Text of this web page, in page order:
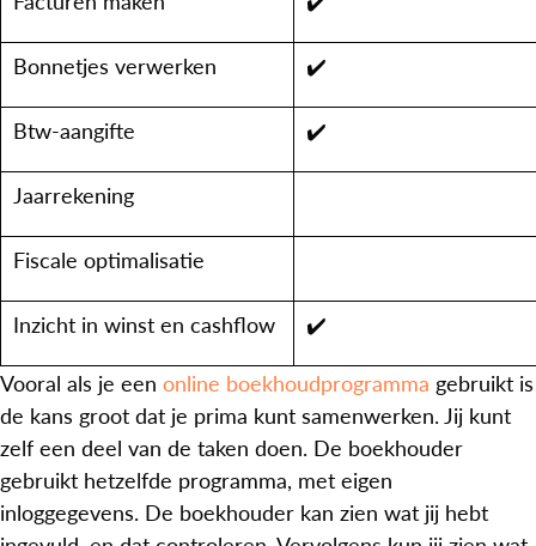
Bonnetjes verwerken ✔️
Btw-aangifte ✔️
Jaarrekening
Fiscale optimalisatie
Inzicht in winst en cashflow
✔️
Vooral als je een online boekhoudprogramma gebruikt is
de kans groot dat je prima kunt samenwerken. Jij kunt
zelf een deel van de taken doen. De boekhouder
gebruikt hetzelfde programma, met eigen
inloggegevens. De boekhouder kan zien wat jij hebt